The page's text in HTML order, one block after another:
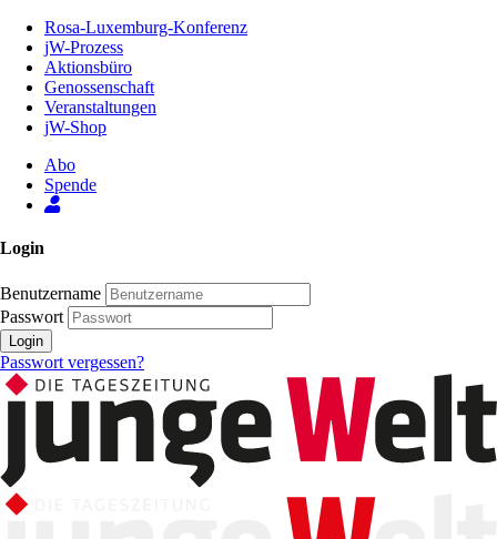
Inhalt
Seite
Rosa-Luxemburg-Konferenz
jW-Prozess
Aktionsbüro
Genossenschaft
Veranstaltungen
jW-Shop
Abo
Spende
Login
Benutzername
Passwort
Login
Passwort vergessen?